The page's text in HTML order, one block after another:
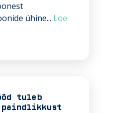
ühine... Loe
tuleb